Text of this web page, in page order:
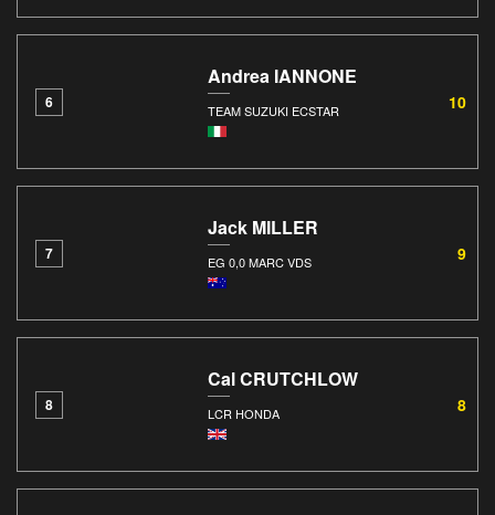
6
Andrea IANNONE
TEAM SUZUKI ECSTAR 10
7
Jack MILLER
EG 0,0 MARC VDS 9
8
Cal CRUTCHLOW
LCR HONDA 8